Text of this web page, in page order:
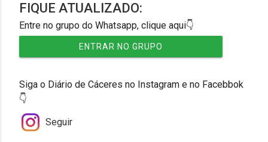
FIQUE ATUALIZADO:
Entre no grupo do Whatsapp, clique aqui👇
ENTRAR NO GRUPO
Siga o Diário de Cáceres no Instagram e no Facebbok
👇
Seguir